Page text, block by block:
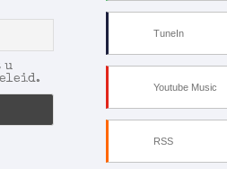
u
TuneIn
Youtube Music
RSS